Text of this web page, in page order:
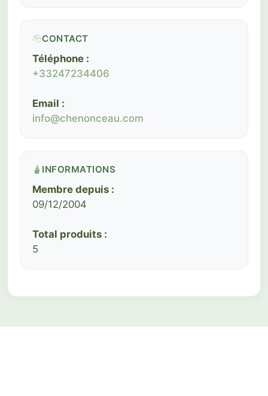
CONTACT
Téléphone :
+33247234406
Email :
info@chenonceau.com
INFORMATIONS
Membre depuis :
09/12/2004
Total produits :
5